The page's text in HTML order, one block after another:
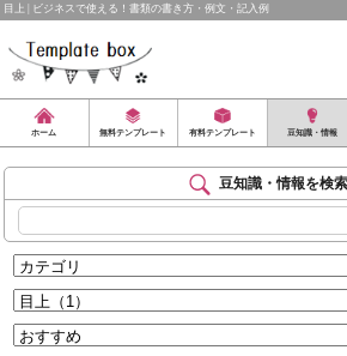
目上 | ビジネスで使える！書類の書き方・例文・記入例
ホーム 無料テンプレート 有料テンプレート 豆知識・情報
豆知識・情報を検索